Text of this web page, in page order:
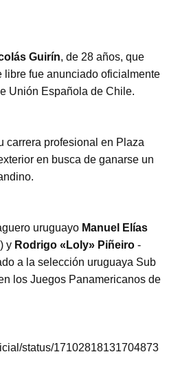
Guirín, de 28 años, que
libre fue anunciado oficialmente
Unión Española de Chile.
carrera profesional en Plaza
en busca de ganarse un
uruguayo Manuel Elías
y Rodrigo «Loly» Piñeiro -
a la selección uruguaya Sub
los Juegos Panamericanos de
status/17102818131704873